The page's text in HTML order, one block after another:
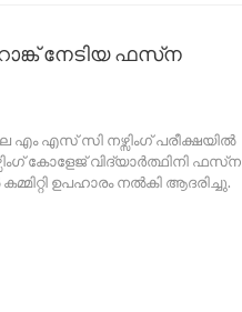
നേടിയ ഫസ്‌ന
എസ് സി നഴ്സിംഗ് പരീക്ഷയിൽ
കോളേജ് വിദ്യാർത്ഥിനി ഫസ്‌ന
ഉപഹാരം നൽകി ആദരിച്ചു.